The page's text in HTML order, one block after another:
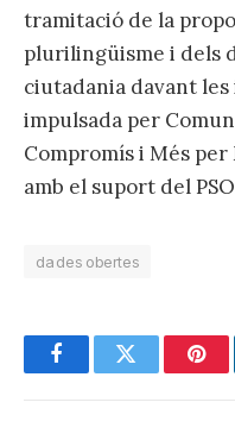
tramitació de la
plurilingüisme i dels
ciutadania davant
impulsada per
Compromís i Més
amb el suport del
dades obertes
FacebookTwitter